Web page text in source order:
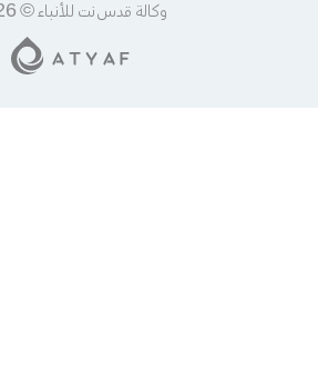
وكالة قدس نت للأنباء © 2026